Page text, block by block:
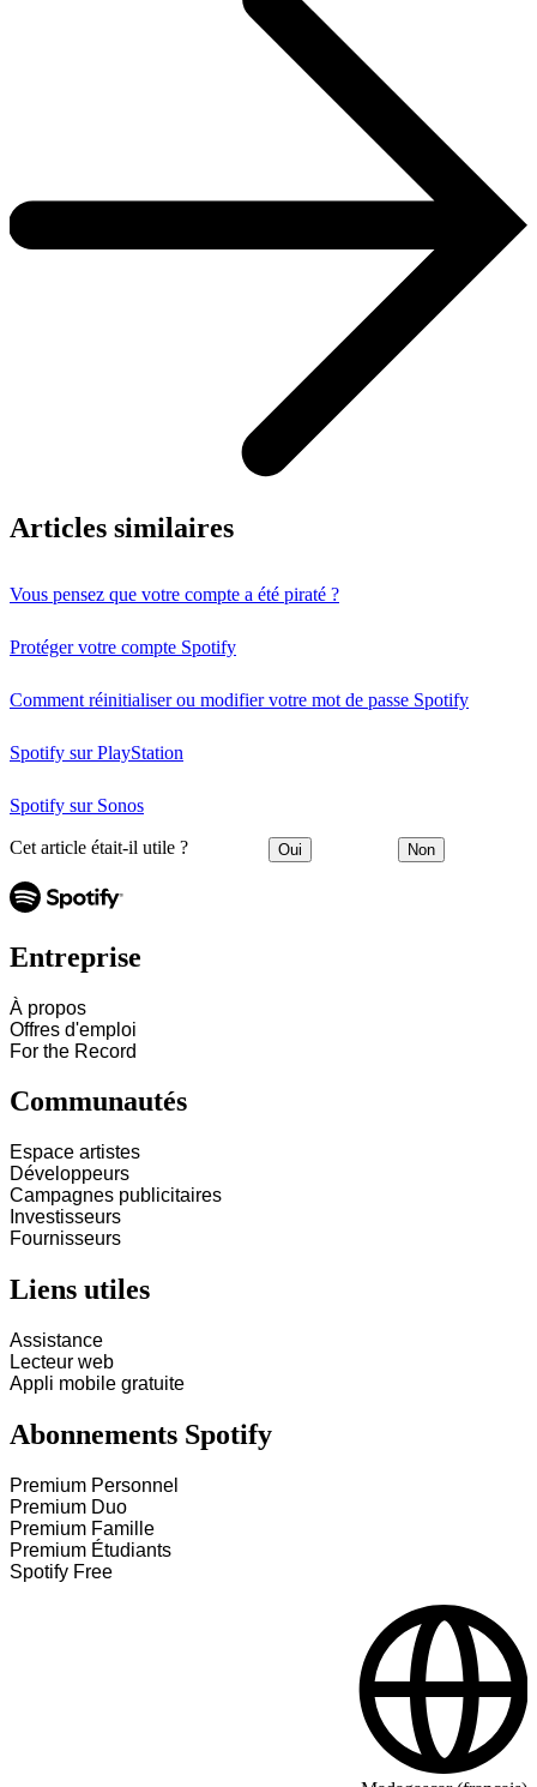
Articles similaires
Vous pensez que votre compte a été piraté ?
Protéger votre compte Spotify
Comment réinitialiser ou modifier votre mot de passe Spotify
Spotify sur PlayStation
Spotify sur Sonos
Cet article était-il utile ? Oui Non
Entreprise
À propos
Offres d'emploi
For the Record
Communautés
Espace artistes
Développeurs
Campagnes publicitaires
Investisseurs
Fournisseurs
Liens utiles
Assistance
Lecteur web
Appli mobile gratuite
Abonnements Spotify
Premium Personnel
Premium Duo
Premium Famille
Premium Étudiants
Spotify Free